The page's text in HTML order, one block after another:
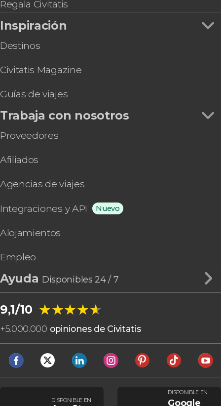
Regala Civitatis
Inspiración
Destinos
Civitatis Magazine
Guías de viajes
Trabaja con nosotros
Proveedores
Afiliados
Agencias de viajes
Integraciones y API Nuevo
Alojamientos
Empleo
Ayuda Disponibles 24 / 7
9,1/10 ★★★★★
★★★★★
+5.000.000 opiniones de Civitatis
DISPONIBLE EN
DISPONIBLE EN
Google